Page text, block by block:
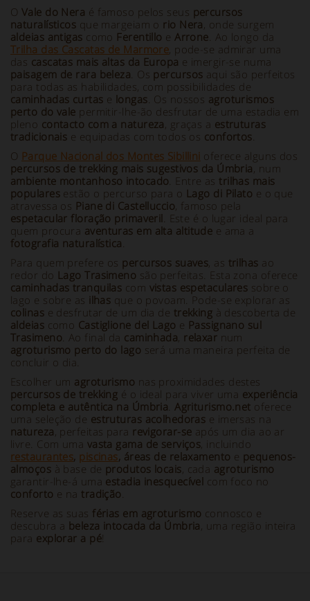
O Vale do Nera é famoso pelos seus percursos
naturalísticos que margeiam o rio Nera, onde surgem
aldeias antigas como Ferentillo eArrone. Ao longo da
Trilha das Cascatas de Marmore, pode-se admirar uma
das cascatas mais altas da Europa e imergir-se numa
paisagem de rara beleza. Os percursos aqui são perfeitos
para todas as habilidades, com possibilidades de
caminhadas curtas e longas. Os nossos agroturismos
perto do vale permitir-lhe-ão desfrutar de uma estadia em
pleno contacto com a natureza, graças a estruturas
tradicionais e equipadas com todos os confortos.
O Parque Nacional dos Montes Sibillini oferece alguns dos
percursos de trekking mais sugestivos da Úmbria, num
ambiente montanhoso intocado. Entre as trilhas mais
popularesestão o percurso para o Lago di Pilato e o que
atravessa os Piane di Castelluccio, famoso pela
espetacular floração primaveril. Este é o lugar ideal para
quem procura aventuras em alta altitude e ama a
fotografia naturalística.
Para quem prefere os percursos suaves, as trilhas ao
redor do Lago Trasimeno são perfeitas. Esta zona oferece
caminhadas tranquilas com vistas espetaculares sobre o
lago e sobre as ilhas que o povoam. Pode-se explorar as
colinas e desfrutar de um dia de trekking à descoberta de
aldeias como Castiglione del Lago e Passignano sul
Trasimeno. Ao final da caminhada, relaxar num
agroturismo perto do lago será uma maneira perfeita de
concluir o dia.
Escolher um agroturismo nas proximidades destes
percursos de trekking é o ideal para viver uma experiência
completa e autêntica na Úmbria.Agriturismo.net oferece
uma seleção de estruturas acolhedoras e imersas na
natureza, perfeitas para revigorar-se após um dia ao ar
livre. Com uma vasta gama de serviços, incluindo
restaurantes, piscinas, áreas de relaxamento e pequenos-
almoços à base de produtos locais, cada agroturismo
garantir-lhe-á uma estadia inesquecível com foco no
conforto e na tradição.
Reserve as suas férias em agroturismo connosco e
descubra a beleza intocada da Úmbria, uma região inteira
para explorar a pé!